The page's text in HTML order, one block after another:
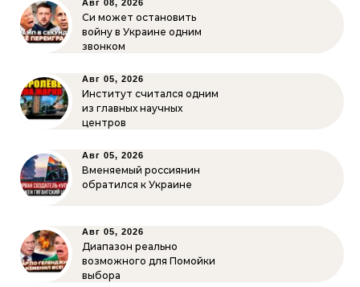
Авг 08, 2026
Си может остановить
войну в Украине одним
звонком
Авг 05, 2026
Институт считался одним
из главных научных
центров
Авг 05, 2026
Вменяемый россиянин
обратился к Украине
Авг 05, 2026
Диапазон реально
возможного для Помойки
выбора